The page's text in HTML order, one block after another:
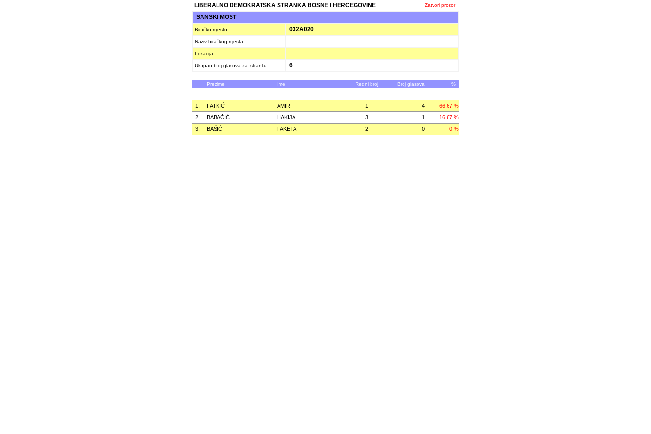
LIBERALNO DEMOKRATSKA STRANKA BOSNE I HERCEGOVINE Zatvori prozor
SANSKI MOST
Biračko mjesto 032A020
Naziv biračkog mjesta
Lokacija
Ukupan broj glasova za stranku 6
Prezime Ime Redni broj Broj glasova %
1. FATKIĆ AMIR 1 4
66,67 %
2.
BABAČIĆ HAKIJA 3 1
16,67 %
3.
BAŠIĆ FAKETA 2 0 0 %